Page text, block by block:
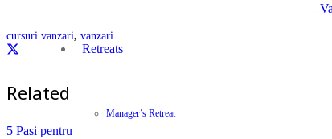
Retreats
Manager’s Retreat
Cursuri
cursuri vanzari, vanzari
Related Posts
5 Pasi pentru consolidarea puterii echipei tale de vanzari